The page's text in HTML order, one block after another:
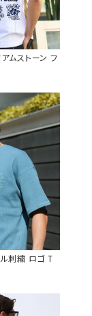
ムストーン フ
刺繍 ロゴ T